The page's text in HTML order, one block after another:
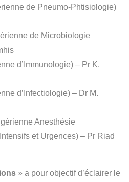
de Pneumo-Phtisiologie)
de Microbiologie
d’Immunologie) – Pr K.
d’Infectiologie) – Dr M.
Anesthésie
et Urgences) – Pr Riad
» a pour objectif d’éclairer le